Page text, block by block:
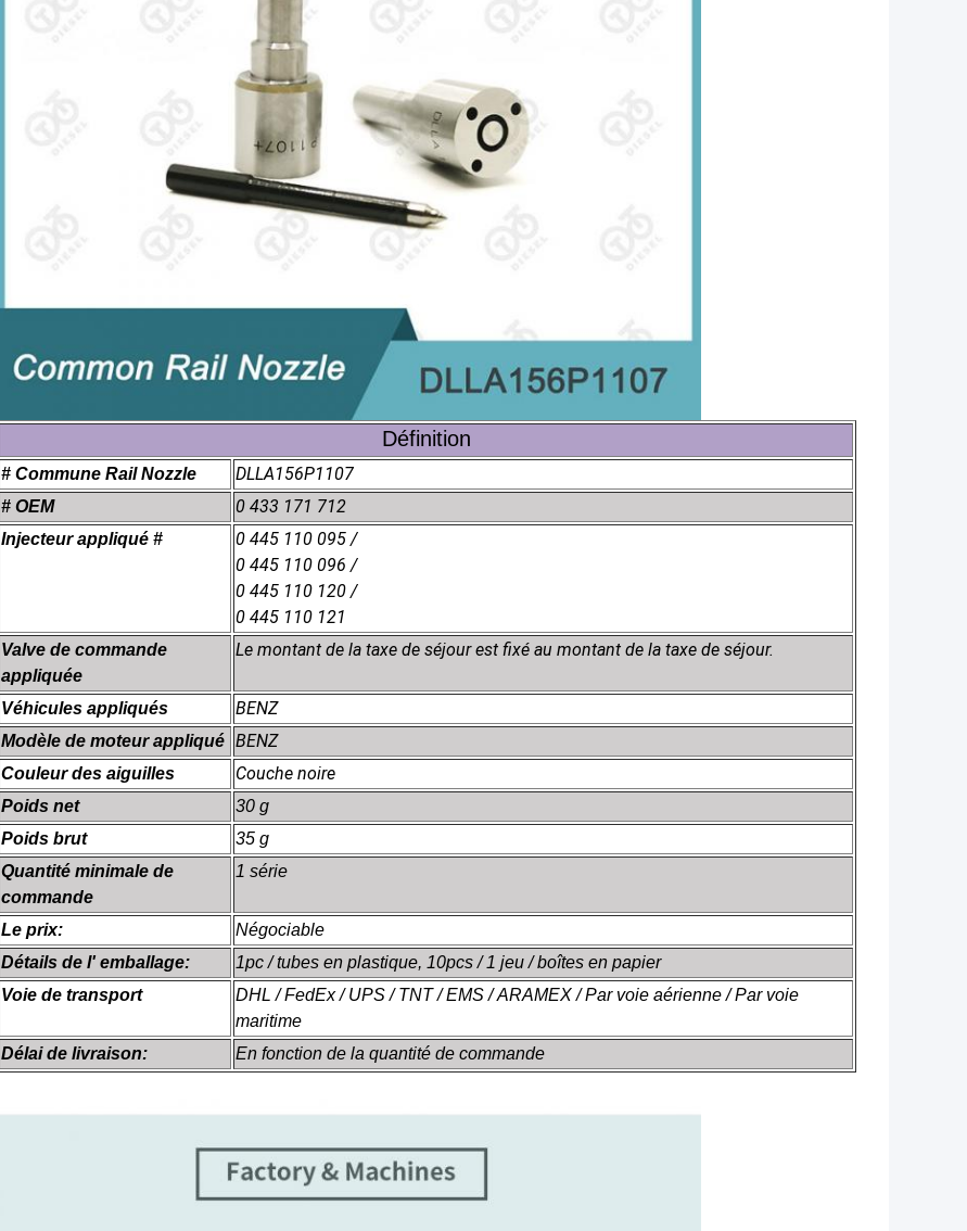
Définition
# Commune Rail Nozzle DLLA156P1107
# OEM 0 433 171 712
Injecteur appliqué #
0 445 110 095 /
0 445 110 096 /
0 445 110 120 /
0 445 110 121
Valve de commande
appliquée
Le montant de la taxe de séjour est fixé au montant de la taxe de séjour.
Véhicules appliqués BENZ
Modèle de moteur appliqué BENZ
Couleur des aiguilles Couche noire
Poids net
30 g
Poids brut
35 g
Quantité minimale de
commande
1 série
Le prix:
Négociable
Détails de l' emballage:
1pc / tubes en plastique, 10pcs / 1 jeu / boîtes en papier
Voie de transport
DHL / FedEx / UPS / TNT / EMS / ARAMEX / Par voie aérienne / Par voie
maritime
Délai de livraison:
En fonction de la quantité de commande